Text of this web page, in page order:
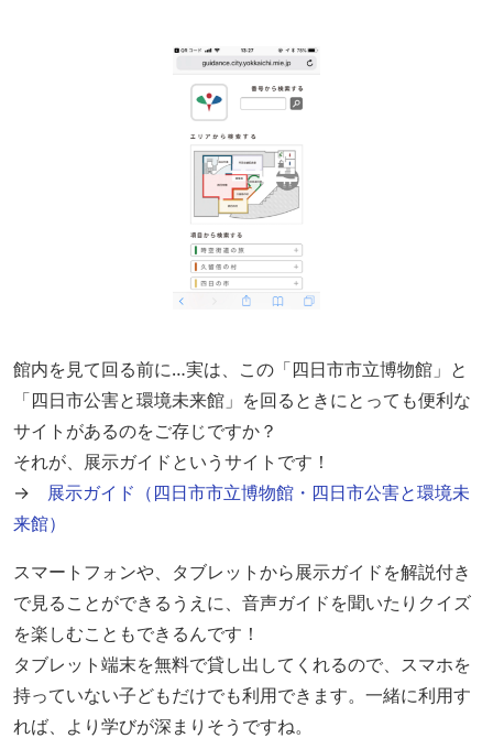
館内を見て回る前に…実は、この「四日市市立博物館」と
「四日市公害と環境未来館」を回るときにとっても便利な
サイトがあるのをご存じですか？
それが、展示ガイドというサイトです！
→ 展示ガイド（四日市市立博物館・四日市公害と環境未
来館）
スマートフォンや、タブレットから展示ガイドを解説付き
で見ることができるうえに、音声ガイドを聞いたりクイズ
を楽しむこともできるんです！
タブレット端末を無料で貸し出してくれるので、スマホを
持っていない子どもだけでも利用できます。一緒に利用す
れば、より学びが深まりそうですね。